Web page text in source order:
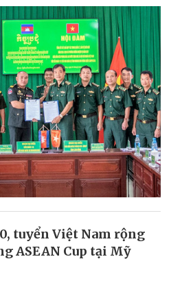
tuyển Việt Nam rộng
ASEAN Cup tại Mỹ